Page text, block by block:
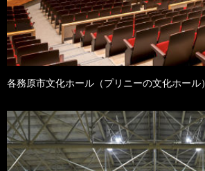
各務原市文化ホール（プリニーの文化ホール）